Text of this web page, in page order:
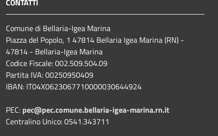
Comune di Bellaria-Igea Marina
Piazza del Popolo, 1 47814 Bellaria Igea Marina (RN) -
47814 - Bellaria-Igea Marina
Codice Fiscale: 002.509.504.09
Partita IVA: 00250950409
IBAN: IT04X0623067710000030644924
PEC: pec@pec.comune.bellaria-igea-marina.rn.it
Centralino Unico: 0541.343711